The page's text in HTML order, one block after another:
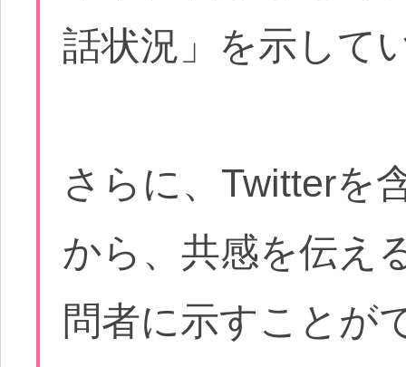
話状況」を示して
さらに、Twitterを
から、共感を伝え
問者に示すことが